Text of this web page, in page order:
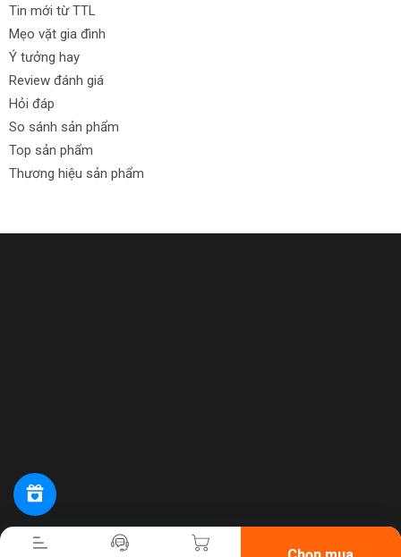
Tin mới từ TTL
Mẹo vặt gia đình
Ý tưởng hay
Review đánh giá
Hỏi đáp
So sánh sản phẩm
Top sản phẩm
Thương hiệu sản phẩm
Tiến hành thanh toán